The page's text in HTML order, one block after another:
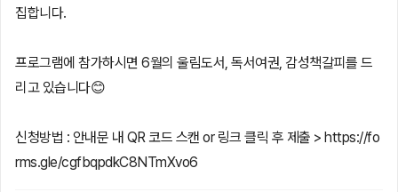
집합니다.
프로그램에 참가하시면 6월의 울림도서, 독서여권, 감성책갈피를 드
리고 있습니다😊
신청방법 : 안내문 내 QR 코드 스캔 or 링크 클릭 후 제출 > https://fo
rms.gle/cgfbqpdkC8NTmXvo6